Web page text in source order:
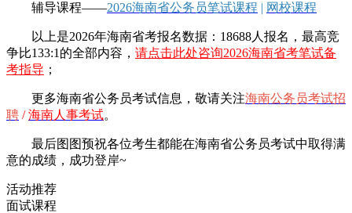
辅导课程——2026海南省公务员笔试课程 | 网校课程
以上是2026年海南省考报名数据：18688人报名，最高竞
争比133:1的全部内容， 请点击此处咨询2026海南省考笔试备
考指导 ；
更多海南省公务员考试信息，敬请关注海南公务员考试招
聘 /海南人事考试。
最后图图预祝各位考生都能在海南省公务员考试中取得满
意的成绩，成功登岸~
活动推荐
面试课程